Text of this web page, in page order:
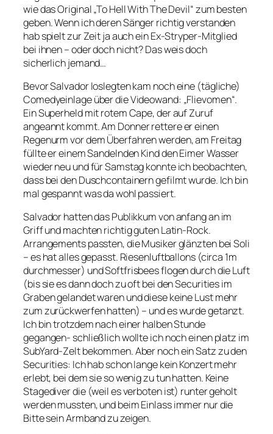
wie das Original „To Hell With The Devil“ zum besten
geben. Wenn ich deren Sänger richtig verstanden
hab spielt zur Zeit ja auch ein Ex-Stryper-Mitglied
bei ihnen – oder doch nicht? Das weis doch
sicherlich jemand…
Bevor Salvador loslegten kam noch eine (tägliche)
Comedyeinlage über die Videowand: „Flievomen“.
Ein Superheld mit rotem Cape, der auf Zuruf
angeannt kommt. Am Donner rettere er einen
Regenurm vor dem Überfahren werden, am Freitag
füllte er einem Sandelnden Kind den Eimer Wasser
wieder neu und für Samstag konnte ich beobachten,
dass bei den Duschcontainern gefilmt wurde. Ich bin
mal gespannt was da wohl passiert.
Salvador hatten das Publikkum von anfang an im
Griff und machten richtig guten Latin-Rock.
Arrangements passten, die Musiker glänzten bei Soli
– es hat alles gepasst. Riesenluftballons (circa 1m
durchmesser) und Softfrisbees flogen durch die Luft
(bis sie es dann doch zu oft bei den Securities im
Graben gelandet waren und diese keine Lust mehr
zum zurückwerfen hatten) – und es wurde getanzt.
Ich bin trotzdem nach einer halben Stunde
gegangen- schließlich wollte ich noch einen platz im
SubYard-Zelt bekommen. Aber noch ein Satz zu den
Securities: Ich hab schon lange kein Konzert mehr
erlebt, bei dem sie so wenig zu tun hatten. Keine
Stagediver die (weil es verboten ist) runter geholt
werden mussten, und beim Einlass immer nur die
Bitte sein Armband zu zeigen.